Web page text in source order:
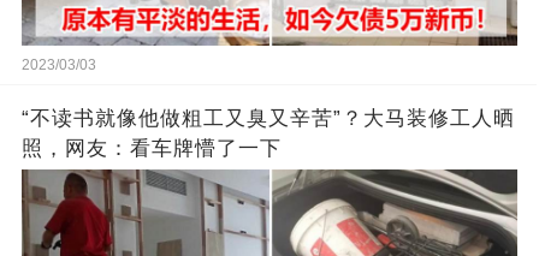
2023/03/03
“不读书就像他做粗工又臭又辛苦”？大马装修工人晒
照，网友：看车牌懵了一下